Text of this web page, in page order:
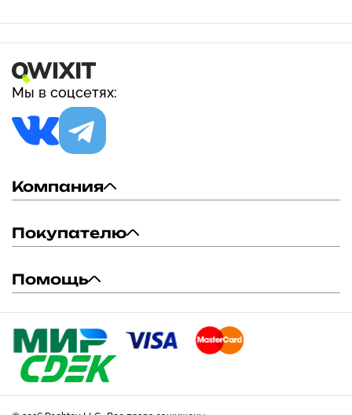
Мы в соцсетях:
Компания
Покупателю
Помощь